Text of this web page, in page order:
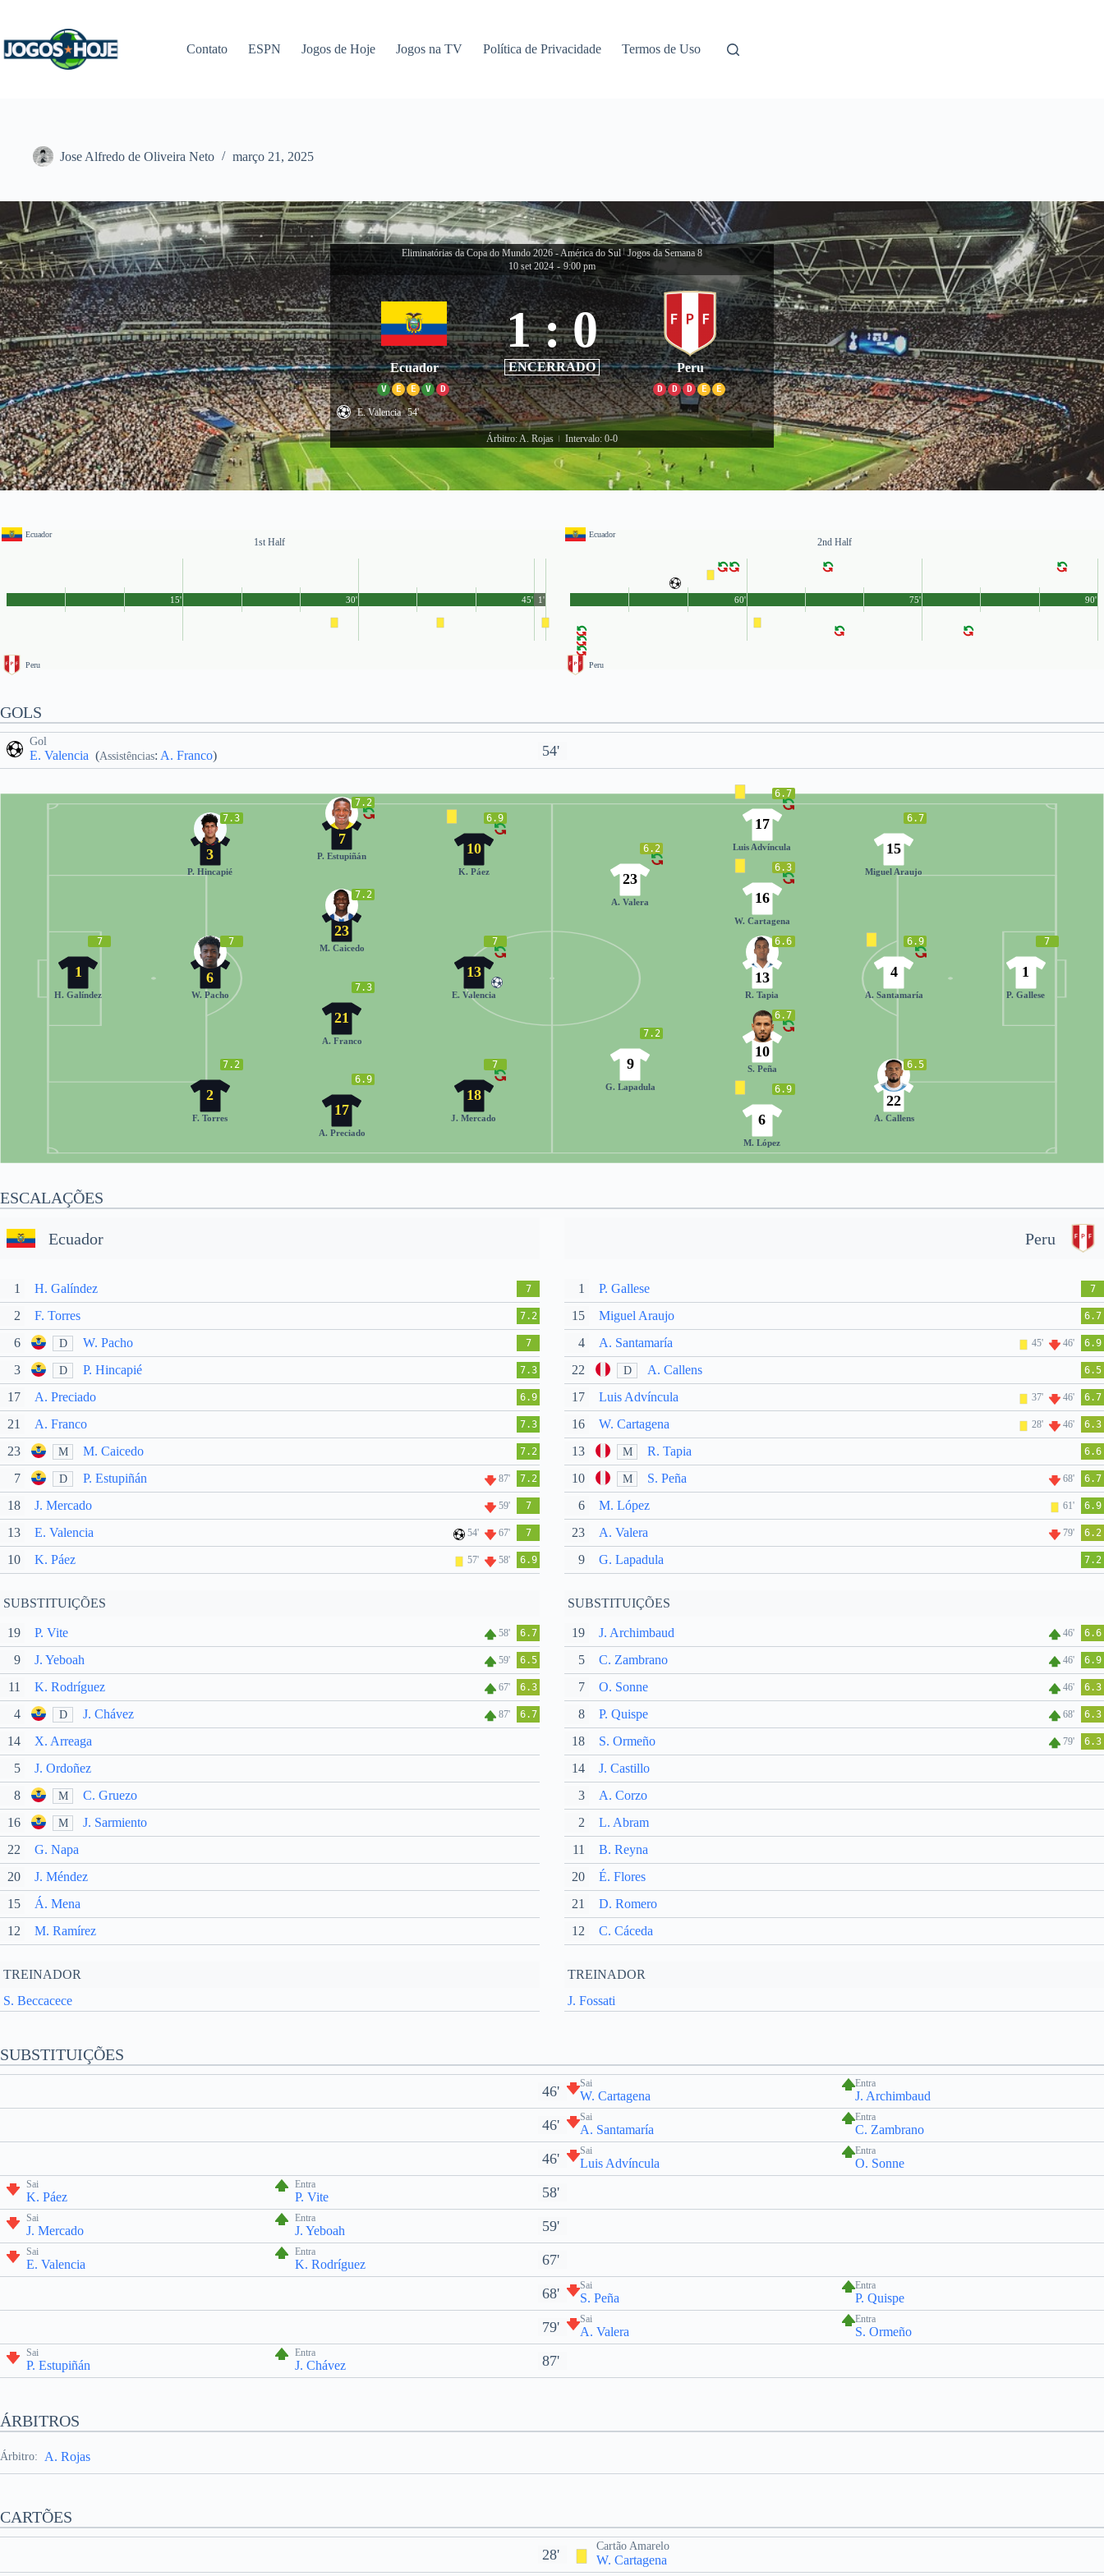
conteúdo
Contato ESPN Jogos de Hoje Jogos na TV Política de Privacidade Termos de Uso
Jose Alfredo de Oliveira Neto março 21, 2025
Eliminatórias da Copa do Mundo 2026 - América do Sul | Jogos da Semana 8
10 set 2024 - 9:00 pm
Ecuador
V E E V D
1 : 0
ENCERRADO Peru
D D D E E
E. Valencia 54'
Árbitro: A. Rojas Intervalo: 0-0
Ecuador
1st Half
Peru
45'
15' 30' 1'
Ecuador
2nd Half
Peru
90'
60' 75'
GOLS
Gol
E. Valencia (Assistências: A. Franco) 54'
7
1
H. Galíndez
7.3
3
P. Hincapié
7
6
W. Pacho
7.2
2
F. Torres
7.2
7
P. Estupiñán
7.2
23
M. Caicedo
7.3
21
A. Franco
6.9
17
A. Preciado
6.9
10
K. Páez
7
13
E. Valencia
7
18
J. Mercado
7
1
P. Gallese
6.5
22
A. Callens
6.9
4
A. Santamaría
6.7
15
Miguel Araujo
6.9
6
M. López
6.7
10
S. Peña
6.6
13
R. Tapia
6.3
16
W. Cartagena
6.7
17
Luis Advíncula
7.2
9
G. Lapadula
6.2
23
A. Valera
ESCALAÇÕES
Ecuador
1 H. Galíndez 7
2 F. Torres 7.2
6 D W. Pacho 7
3 D P. Hincapié 7.3
17 A. Preciado 6.9
21 A. Franco 7.3
23 M M. Caicedo 7.2
7 D P. Estupiñán 87' 7.2
18 J. Mercado 59' 7
13 E. Valencia 54' 67' 7
10 K. Páez 57' 58' 6.9
SUBSTITUIÇÕES
19 P. Vite 58' 6.7
9 J. Yeboah 59' 6.5
11 K. Rodríguez 67' 6.3
4 D J. Chávez 87' 6.7
14
X. Arreaga
5
J. Ordoñez
8
M
C. Gruezo
16
M
J. Sarmiento
22
G. Napa
20
J. Méndez
15
Á. Mena
12
M. Ramírez
TREINADOR
S. Beccacece
Peru
1 P. Gallese 7
15 Miguel Araujo 6.7
4 A. Santamaría 45' 46' 6.9
22 D A. Callens 6.5
17 Luis Advíncula 37' 46' 6.7
16 W. Cartagena 28' 46' 6.3
13 M R. Tapia 6.6
10 M S. Peña 68' 6.7
6 M. López 61' 6.9
23 A. Valera 79' 6.2
9 G. Lapadula 7.2
SUBSTITUIÇÕES
19 J. Archimbaud 46' 6.6
5 C. Zambrano 46' 6.9
7 O. Sonne 46' 6.3
8 P. Quispe 68' 6.3
18 S. Ormeño 79' 6.3
14
J. Castillo
3
A. Corzo
2
L. Abram
11
B. Reyna
20
É. Flores
21
D. Romero
12
C. Cáceda
TREINADOR
J. Fossati
SUBSTITUIÇÕES
46' Sai
W. Cartagena
Entra
J. Archimbaud
46' Sai
A. Santamaría
Entra
C. Zambrano
46' Sai
Luis Advíncula
Entra
O. Sonne
Sai
K. Páez
Entra
P. Vite 58'
Sai
J. Mercado
Entra
J. Yeboah 59'
Sai
E. Valencia
Entra
K. Rodríguez 67'
68' Sai
S. Peña
Entra
P. Quispe
79' Sai
A. Valera
Entra
S. Ormeño
Sai
P. Estupiñán
Entra
J. Chávez 87'
ÁRBITROS
Árbitro: A. Rojas
CARTÕES
28'
Cartão Amarelo
W. Cartagena